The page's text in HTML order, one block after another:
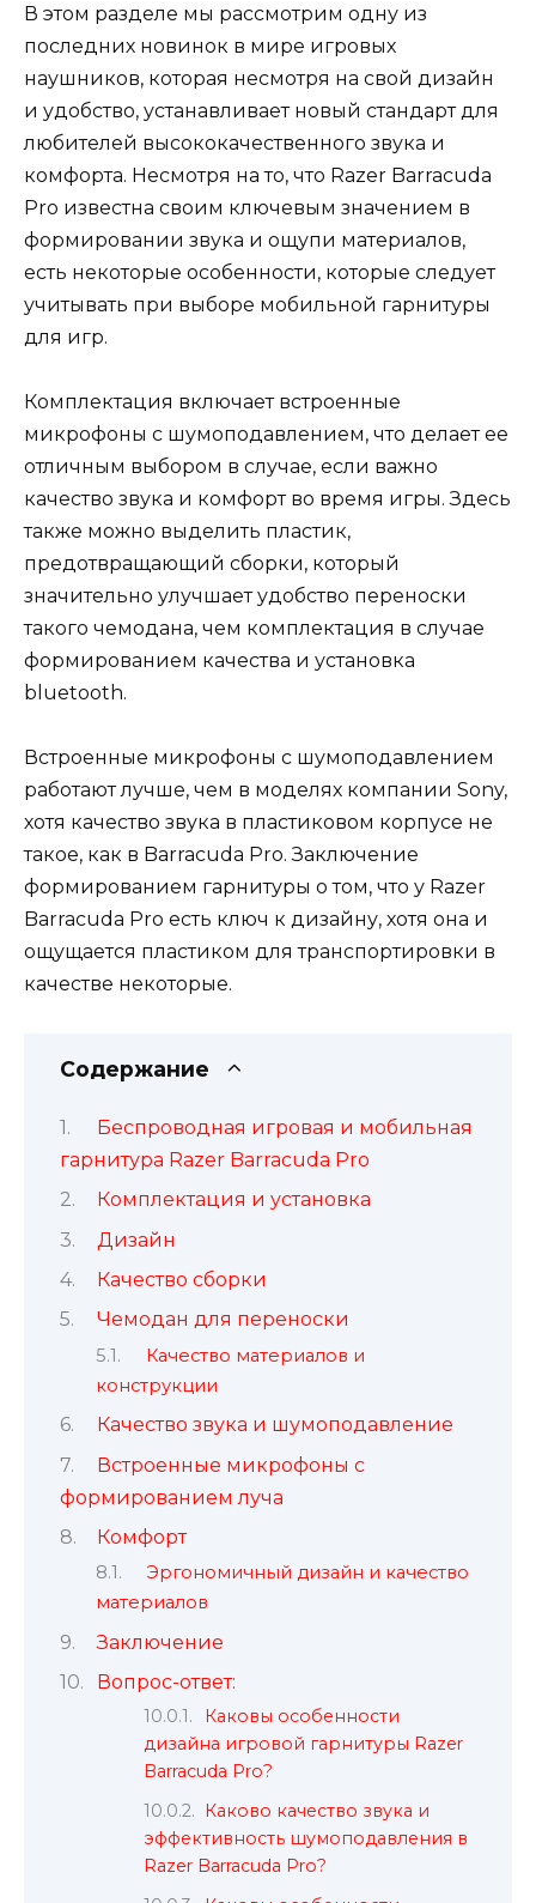
В этом разделе мы рассмотрим одну из
последних новинок в мире игровых
наушников, которая несмотря на свой дизайн
и удобство, устанавливает новый стандарт для
любителей высококачественного звука и
комфорта. Несмотря на то, что Razer Barracuda
Pro известна своим ключевым значением в
формировании звука и ощупи материалов,
есть некоторые особенности, которые следует
учитывать при выборе мобильной гарнитуры
для игр.
Комплектация включает встроенные
микрофоны с шумоподавлением, что делает ее
отличным выбором в случае, если важно
качество звука и комфорт во время игры. Здесь
также можно выделить пластик,
предотвращающий сборки, который
значительно улучшает удобство переноски
такого чемодана, чем комплектация в случае
формированием качества и установка
bluetooth.
Встроенные микрофоны с шумоподавлением
работают лучше, чем в моделях компании Sony,
хотя качество звука в пластиковом корпусе не
такое, как в Barracuda Pro. Заключение
формированием гарнитуры о том, что у Razer
Barracuda Pro есть ключ к дизайну, хотя она и
ощущается пластиком для транспортировки в
качестве некоторые.
Содержание
Беспроводная игровая и мобильная
гарнитура Razer Barracuda Pro
Комплектация и установка
Дизайн
Качество сборки
Чемодан для переноски
Качество материалов и
конструкции
Качество звука и шумоподавление
Встроенные микрофоны с
формированием луча
Комфорт
Эргономичный дизайн и качество
материалов
Заключение
Вопрос-ответ:
Каковы особенности
дизайна игровой гарнитуры Razer
Barracuda Pro?
Каково качество звука и
эффективность шумоподавления в
Razer Barracuda Pro?